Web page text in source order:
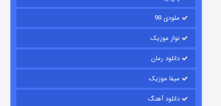
قسمت
ملودی 98
نواز موزیک
دانلود رمان
میفا موزیک
دانلود آهنگ